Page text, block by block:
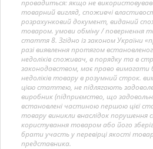
провадиться: якщо не
товарний вигляд, споживчі
розрахунковий документ, виданий
товаром. умови обміну / повернення
стаття 8. Згідно із законом України
разі виявлення протягом
недоліків споживач, в порядку та в
законодавством, має право вимагати
недоліків товару в розумний строк.
цією статтею, не підлягають
виробник (підприємство, що
встановлені частиною першою цієї
товару виникли внаслідок порушення
користування товаром або його
брати участь у перевірці якості
представника.